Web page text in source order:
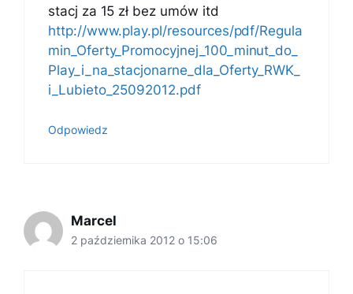
stacj za 15 zł bez umów itd
http://www.play.pl/resources/pdf/Regula
min_Oferty_Promocyjnej_100_minut_do_
Play_i_na_stacjonarne_dla_Oferty_RWK_
i_Lubieto_25092012.pdf
Odpowiedz
Marcel
2 października 2012 o 15:06